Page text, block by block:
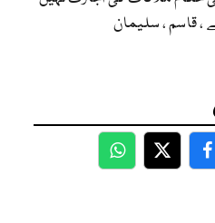
قاسم ، سلیمان
WhatsApp
Twitter